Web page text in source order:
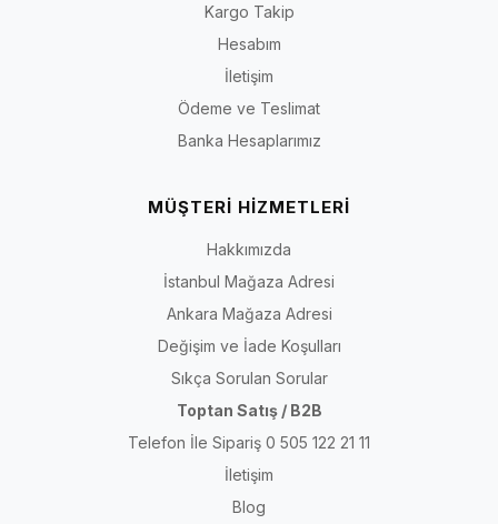
Kargo Takip
Hesabım
İletişim
Ödeme ve Teslimat
Banka Hesaplarımız
MÜŞTERİ HİZMETLERİ
Hakkımızda
İstanbul Mağaza Adresi
Ankara Mağaza Adresi
Değişim ve İade Koşulları
Sıkça Sorulan Sorular
Toptan Satış / B2B
Telefon İle Sipariş 0 505 122 21 11
İletişim
Blog